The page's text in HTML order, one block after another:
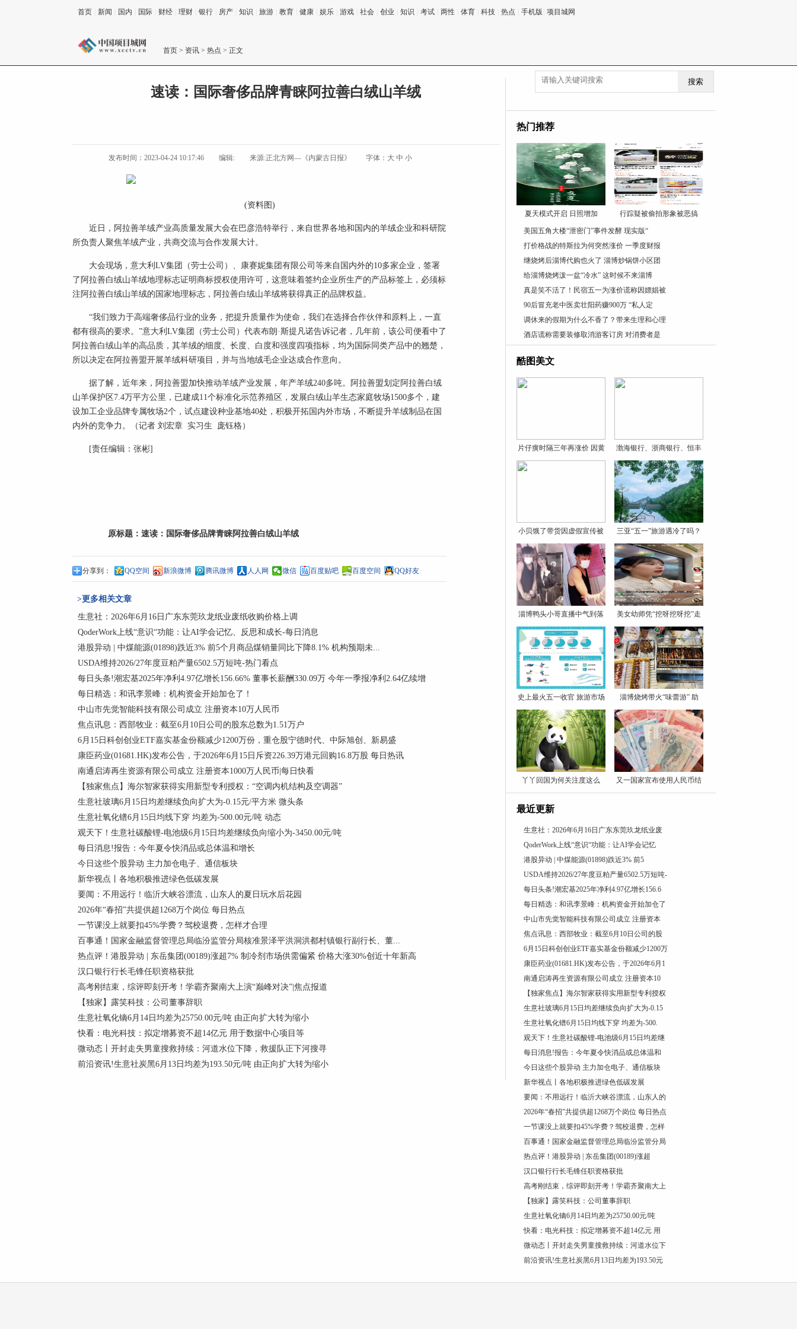
首页 新闻 国内 国际 财经 理财 银行 房产 知识 旅游 教育 健康 娱乐 游戏 社会 创业 知识 考试 两性 体育 科技 热点 手机版 项目城网
首页 > 资讯 > 热点 > 正文
搜索
速读：国际奢侈品牌青睐阿拉善白绒山羊绒
发布时间：2023-04-24 10:17:46 编辑: 来源:正北方网—《内蒙古日报》 字体： 大 中 小
(资料图)
近日，阿拉善羊绒产业高质量发展大会在巴彦浩特举行，来自世界各地和国内的羊绒企业和科研院
所负责人聚焦羊绒产业，共商交流与合作发展大计。
大会现场，意大利LV集团（劳士公司）、康赛妮集团有限公司等来自国内外的10多家企业，签署
了阿拉善白绒山羊绒地理标志证明商标授权使用许可，这意味着签约企业所生产的产品标签上，必须标
注阿拉善白绒山羊绒的国家地理标志，阿拉善白绒山羊绒将获得真正的品牌权益。
“我们致力于高端奢侈品行业的业务，把提升质量作为使命，我们在选择合作伙伴和原料上，一直
都有很高的要求。”意大利LV集团（劳士公司）代表布朗·斯提凡诺告诉记者，几年前，该公司便看中了
阿拉善白绒山羊的高品质，其羊绒的细度、长度、白度和强度四项指标，均为国际同类产品中的翘楚，
所以决定在阿拉善盟开展羊绒科研项目，并与当地绒毛企业达成合作意向。
据了解，近年来，阿拉善盟加快推动羊绒产业发展，年产羊绒240多吨。阿拉善盟划定阿拉善白绒
山羊保护区7.4万平方公里，已建成11个标准化示范养殖区，发展白绒山羊生态家庭牧场1500多个，建
设加工企业品牌专属牧场2个，试点建设种业基地40处，积极开拓国内外市场，不断提升羊绒制品在国
内外的竞争力。（记者 刘宏章 实习生 庞钰格）
[责任编辑：张彬]
原标题： 速读：国际奢侈品牌青睐阿拉善白绒山羊绒
分享到： QQ空间 新浪微博 腾讯微博 人人网 微信 百度贴吧 百度空间 QQ好友
>更多相关文章
生意社：2026年6月16日广东东莞玖龙纸业废纸收购价格上调
QoderWork上线“意识“功能：让AI学会记忆、反思和成长-每日消息
港股异动 | 中煤能源(01898)跌近3% 前5个月商品煤销量同比下降8.1% 机构预期未...
USDA维持2026/27年度豆粕产量6502.5万短吨-热门看点
每日头条!潮宏基2025年净利4.97亿增长156.66% 董事长薪酬330.09万 今年一季报净利2.64亿续增
每日精选：和讯李景峰：机构资金开始加仓了！
中山市先觉智能科技有限公司成立 注册资本10万人民币
焦点讯息：西部牧业：截至6月10日公司的股东总数为1.51万户
6月15日科创创业ETF嘉实基金份额减少1200万份，重仓股宁德时代、中际旭创、新易盛
康臣药业(01681.HK)发布公告，于2026年6月15日斥资226.39万港元回购16.8万股 每日热讯
南通启涛再生资源有限公司成立 注册资本1000万人民币|每日快看
【独家焦点】海尔智家获得实用新型专利授权：“空调内机结构及空调器”
生意社玻璃6月15日均差继续负向扩大为-0.15元/平方米 微头条
生意社氧化镨6月15日均线下穿 均差为-500.00元/吨 动态
观天下！生意社碳酸锂-电池级6月15日均差继续负向缩小为-3450.00元/吨
每日消息!报告：今年夏令快消品或总体温和增长
今日这些个股异动 主力加仓电子、通信板块
新华视点丨各地积极推进绿色低碳发展
要闻：不用远行！临沂大峡谷漂流，山东人的夏日玩水后花园
2026年“春招”共提供超1268万个岗位 每日热点
一节课没上就要扣45%学费？驾校退费，怎样才合理
百事通！国家金融监督管理总局临汾监管分局核准景泽平洪洞洪都村镇银行副行长、董...
热点评！港股异动 | 东岳集团(00189)涨超7% 制冷剂市场供需偏紧 价格大涨30%创近十年新高
汉口银行行长毛锋任职资格获批
高考刚结束，综评即刻开考！学霸齐聚南大上演“巅峰对决”|焦点报道
【独家】露笑科技：公司董事辞职
生意社氧化镝6月14日均差为25750.00元/吨 由正向扩大转为缩小
快看：电光科技：拟定增募资不超14亿元 用于数据中心项目等
微动态丨开封走失男童搜救持续：河道水位下降，救援队正下河搜寻
前沿资讯!生意社炭黑6月13日均差为193.50元/吨 由正向扩大转为缩小
热门推荐
夏天模式开启 日照增加 行踪疑被偷拍形象被恶搞
美国五角大楼“泄密门”事件发酵 现实版“
打价格战的特斯拉为何突然涨价 一季度财报
继烧烤后淄博代购也火了 淄博炒锅饼小区团
给淄博烧烤泼一盆“冷水” 这时候不来淄博
真是笑不活了！民宿五一为涨价谎称因嫖娼被
90后冒充老中医卖壮阳药赚900万 “私人定
调休来的假期为什么不香了？带来生理和心理
酒店谎称需要装修取消游客订房 对消费者是
酷图美文
片仔癀时隔三年再涨价 因黄
渤海银行、浙商银行、恒丰
银
小贝饿了带货因虚假宣传被
罚
三亚“五一”旅游遇冷了吗？
淄博鸭头小哥直播中气到落
泪
美女幼师凭“挖呀挖呀挖”走
史上最火五一收官 旅游市场 淄博烧烤带火“味蕾游” 助
丫丫回国为何关注度这么
高？
又一国家宣布使用人民币结
算
最近更新
生意社：2026年6月16日广东东莞玖龙纸业废
QoderWork上线“意识“功能：让AI学会记忆
港股异动 | 中煤能源(01898)跌近3% 前5
USDA维持2026/27年度豆粕产量6502.5万短吨-
每日头条!潮宏基2025年净利4.97亿增长156.6
每日精选：和讯李景峰：机构资金开始加仓了
中山市先觉智能科技有限公司成立 注册资本
焦点讯息：西部牧业：截至6月10日公司的股
6月15日科创创业ETF嘉实基金份额减少1200万
康臣药业(01681.HK)发布公告，于2026年6月1
南通启涛再生资源有限公司成立 注册资本10
【独家焦点】海尔智家获得实用新型专利授权
生意社玻璃6月15日均差继续负向扩大为-0.15
生意社氧化镨6月15日均线下穿 均差为-500.
观天下！生意社碳酸锂-电池级6月15日均差继
每日消息!报告：今年夏令快消品或总体温和
今日这些个股异动 主力加仓电子、通信板块
新华视点丨各地积极推进绿色低碳发展
要闻：不用远行！临沂大峡谷漂流，山东人的
2026年“春招”共提供超1268万个岗位 每日热点
一节课没上就要扣45%学费？驾校退费，怎样
百事通！国家金融监督管理总局临汾监管分局
热点评！港股异动 | 东岳集团(00189)涨超
汉口银行行长毛锋任职资格获批
高考刚结束，综评即刻开考！学霸齐聚南大上
【独家】露笑科技：公司董事辞职
生意社氧化镝6月14日均差为25750.00元/吨
快看：电光科技：拟定增募资不超14亿元 用
微动态丨开封走失男童搜救持续：河道水位下
前沿资讯!生意社炭黑6月13日均差为193.50元